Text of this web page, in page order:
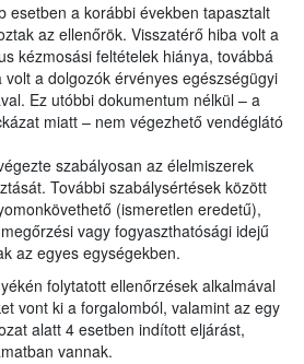
esetben a korábbi években tapasztalt
az ellenőrök. Visszatérő hiba volt a
kézmosási feltételek hiánya, továbbá
a dolgozók érvényes egészségügyi
Ez utóbbi dokumentum nélkül – a
miatt – nem végezhető vendéglátó
szabályosan az élelmiszerek
További szabálysértések között
(ismeretlen eredetű),
vagy fogyaszthatósági idejű
az egyes egységekben.
folytatott ellenőrzések alkalmával
vont ki a forgalomból, valamint az egy
alatt 4 esetben indított eljárást,
vannak.